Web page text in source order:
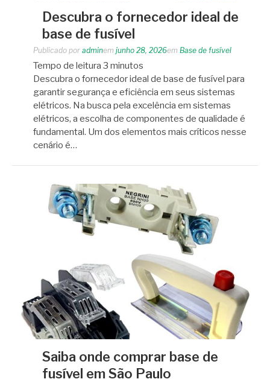
Descubra o fornecedor ideal de
base de fusível
Publicado por adminem junho 28, 2026em Base de fusível
Tempo de leitura 3 minutos
Descubra o fornecedor ideal de base de fusível para
garantir segurança e eficiência em seus sistemas
elétricos. Na busca pela excelência em sistemas
elétricos, a escolha de componentes de qualidade é
fundamental. Um dos elementos mais críticos nesse
cenário é…
Saiba onde comprar base de
fusível em São Paulo